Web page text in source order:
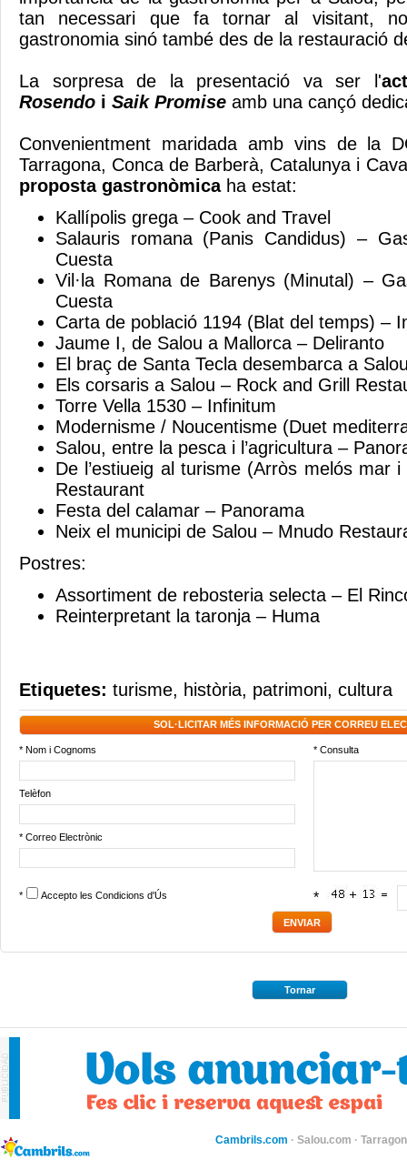
tan necessari que fa tornar al visitant,
gastronomia sinó també des de la restauració
La sorpresa de la presentació va ser l'
Rosendo i Saik Promise amb una cançó
Convenientment maridada amb vins de la
Tarragona, Conca de Barberà, Catalunya i
proposta gastronòmicaha estat:
Kallípolis grega – Cook and Travel
Salauris romana (Panis Candidus) –
Cuesta
Vil·la Romana de Barenys (Minutal) –
Cuesta
Carta de població 1194 (Blat del temps) –
Jaume I, de Salou a Mallorca – Deliranto
El braç de Santa Tecla desembarca a
Els corsaris a Salou – Rock and Grill
Torre Vella 1530 – Infinitum
Modernisme / Noucentisme (Duet
Salou, entre la pesca i l’agricultura –
De l’estiueig al turisme (Arròs melós mar
Restaurant
Festa del calamar – Panorama
Neix el municipi de Salou – Mnudo
Postres:
Assortiment de rebosteria selecta – El
Reinterpretant la taronja – Huma
Etiquetes: turisme, història, patrimoni, cultura
SOL·LICITAR MÉS INFORMACIÓ PER CORREU
* Nom i Cognoms * Consulta
Telèfon
* Correo Electrònic
* Accepto les Condicions d'Ús *
Tornar
Cambrils.com · Salou.com ·